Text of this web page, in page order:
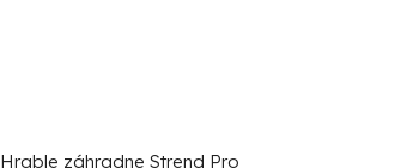
Hrable záhradne Strend Pro